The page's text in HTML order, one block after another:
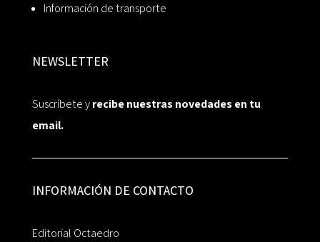
Información de transporte
NEWSLETTER
Suscríbete yrecibe nuestras novedades en tu
email.
INFORMACIÓN DE CONTACTO
Editorial Octaedro